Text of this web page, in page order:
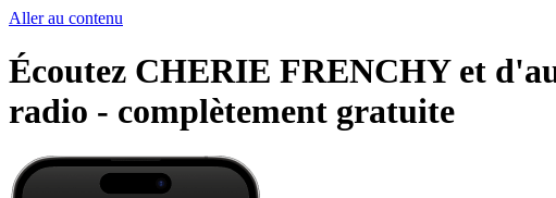
Aller au contenu
Écoutez CHERIE FRENCHY et
radio - complètement gratuite